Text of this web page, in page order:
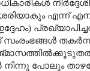
എന്ന്
സംരംഭങ്ങൾ
നിന്നു പോലും